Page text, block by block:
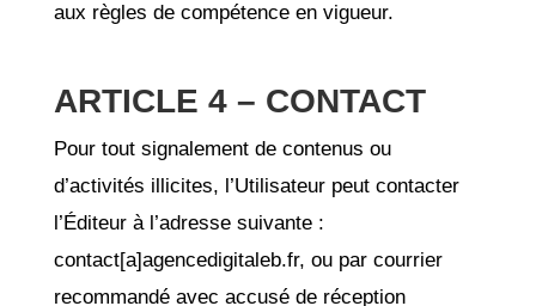
aux règles de compétence en vigueur.
ARTICLE 4 – CONTACT
Pour tout signalement de contenus ou
d’activités illicites, l’Utilisateur peut contacter
l’Éditeur à l’adresse suivante :
contact[a]agencedigitaleb.fr, ou par courrier
recommandé avec accusé de réception